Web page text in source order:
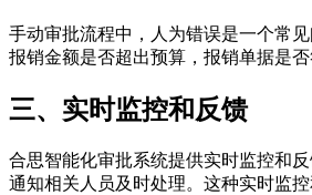
手动审批流程中，人为错误是一个常
报销金额是否超出预算，报销单据是
三、实时监控和反馈
合思智能化审批系统提供实时监控和
通知相关人员及时处理。这种实时监